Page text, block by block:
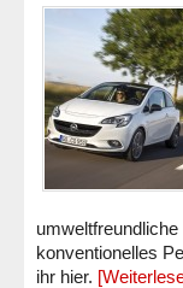
konventionelles
ihr hier.